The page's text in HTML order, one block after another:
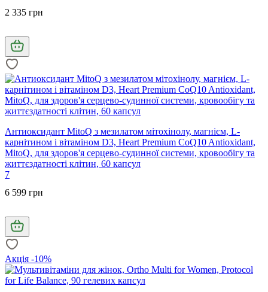
2 335 грн
Антиоксидант MitoQ з мезилатом мітохінолу, магнієм, L-
карнітином і вітаміном D3, Heart Premium CoQ10 Antioxidant,
MitoQ, для здоров'я серцево-судинної системи, кровообігу та
життєздатності клітин, 60 капсул
7
6 599 грн
Акція -10%